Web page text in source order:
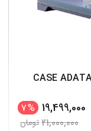
CASE
19,499,000
%
7
21,000,000تومان